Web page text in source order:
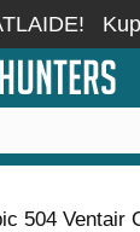
504 Ventair